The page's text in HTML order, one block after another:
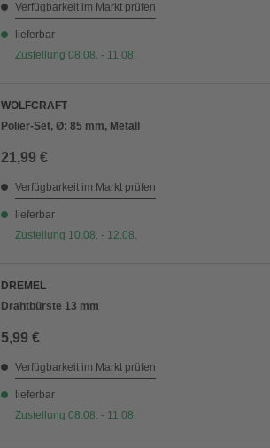
Verfügbarkeit im Markt prüfen
lieferbar
Zustellung 08.08. - 11.08.
WOLFCRAFT
Polier-Set, Ø: 85 mm, Metall
21,99 €
Verfügbarkeit im Markt prüfen
lieferbar
Zustellung 10.08. - 12.08.
DREMEL
Drahtbürste 13 mm
5,99 €
Verfügbarkeit im Markt prüfen
lieferbar
Zustellung 08.08. - 11.08.